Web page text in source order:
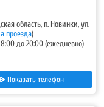
область, п. Новинки, ул.
проезда)
до 20:00 (ежедневно)
,+7-987-081-26-25
Показать телефон